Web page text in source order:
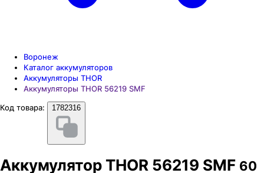
Воронеж
Каталог аккумуляторов
Аккумуляторы THOR
Аккумуляторы THOR 56219 SMF
Код товара:
1782316
Аккумулятор THOR 56219 SMF 60